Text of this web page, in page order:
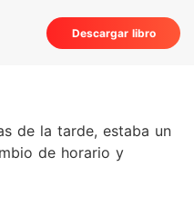
Descargar libro
de la tarde, estaba un
de horario y